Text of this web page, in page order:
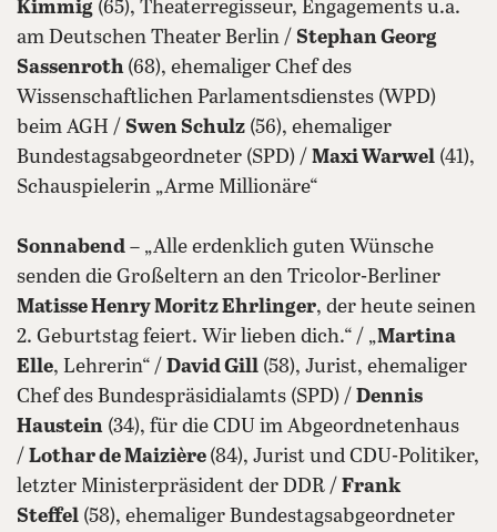
Kimmig (65), Theaterregisseur, Engagements u.a.
am Deutschen Theater Berlin / Stephan Georg
Sassenroth (68), ehemaliger Chef des
Wissenschaftlichen Parlamentsdienstes (WPD)
beim AGH / Swen Schulz (56), ehemaliger
Bundestagsabgeordneter (SPD) / Maxi Warwel (41),
Schauspielerin „Arme Millionäre“
Sonnabend – „Alle erdenklich guten Wünsche
senden die Großeltern an den Tricolor-Berliner
Matisse Henry Moritz Ehrlinger, der heute seinen
2. Geburtstag feiert. Wir lieben dich.“ / „Martina
Elle, Lehrerin“ / David Gill (58), Jurist, ehemaliger
Chef des Bundespräsidialamts (SPD) / Dennis
Haustein (34), für die CDU im Abgeordnetenhaus
/ Lothar de Maizière (84), Jurist und CDU-Politiker,
letzter Ministerpräsident der DDR / Frank
Steffel (58), ehemaliger Bundestagsabgeordneter